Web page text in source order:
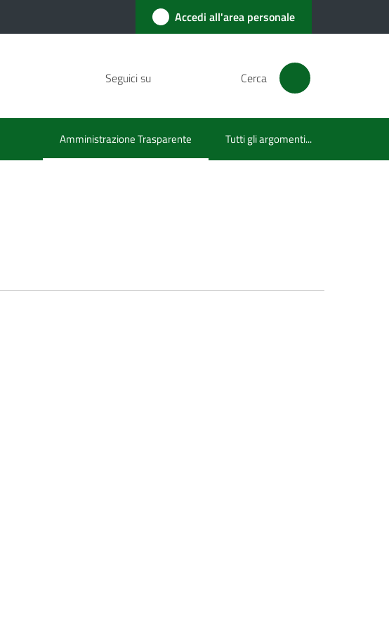
Accedi all'area personale
Seguici su Cerca
Amministrazione Trasparente
Menu selezionato Tutti gli argomenti...